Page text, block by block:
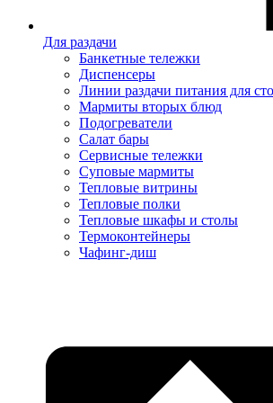
Для раздачи
Банкетные тележки
Диспенсеры
Линии раздачи питания для
Мармиты вторых блюд
Подогреватели
Салат бары
Сервисные тележки
Суповые мармиты
Тепловые витрины
Тепловые полки
Тепловые шкафы и столы
Термоконтейнеры
Чафинг-диш